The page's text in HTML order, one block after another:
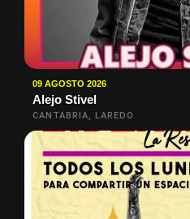
09 AGOSTO 2026
Alejo Stivel
CANTABRIA, LAREDO